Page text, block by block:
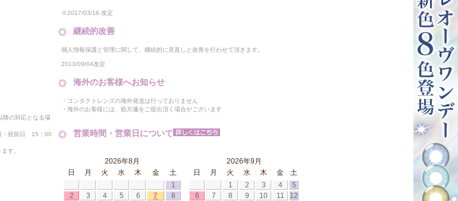
降の対応となる場
・祝前日 15：00
す。
※2017/03/16 改定
継続的改善
個人情報保護と管理に関して、継続的に見直しと改善を行わせて頂きます。
2013/09/04改定
海外のお客様へお知らせ
・コンタクトレンズの海外発送は行っておりません
・海外のお客様には、処方箋をご提出頂く場合がございます
営業時間・営業日について
2026年8月
日
月 火 水 木 金
土
1
2
3 4 5 6 7
8
2026年9月
日
月 火 水 木 金
土
1
2 3 4
5
6
7 8 9 10 11
12